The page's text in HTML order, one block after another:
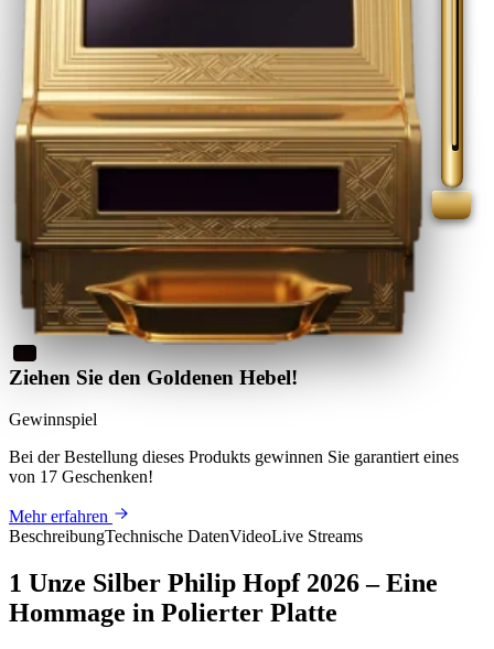
Ziehen Sie den Goldenen Hebel!
Gewinnspiel
Bei der Bestellung dieses Produkts gewinnen Sie garantiert eines
von 17 Geschenken!
Mehr erfahren
BeschreibungTechnische DatenVideoLive Streams
1 Unze Silber Philip Hopf 2026 – Eine
Hommage in Polierter Platte